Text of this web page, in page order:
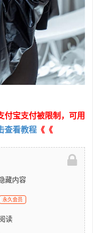
付宝支付被限制，可用
查看教程 《《
藏内容
永久会员
读